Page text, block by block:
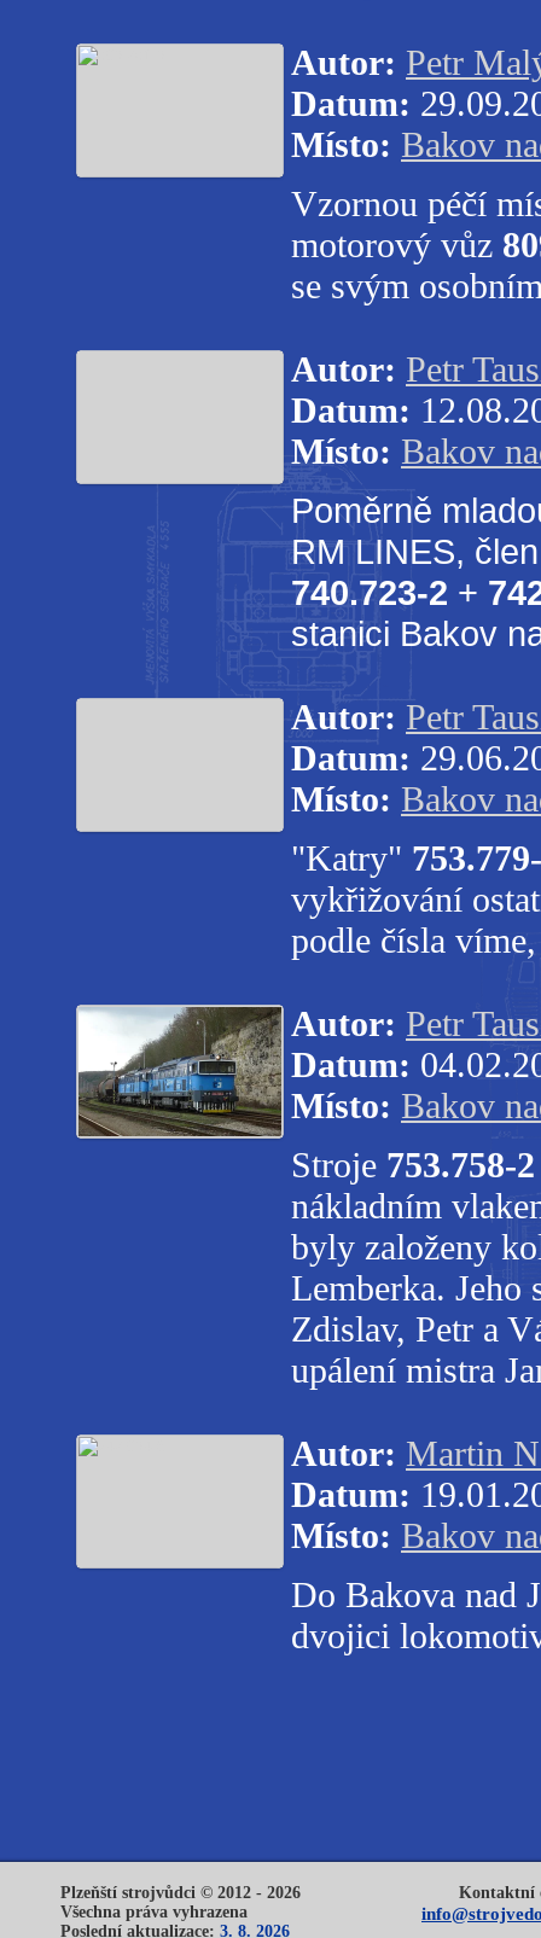
Autor: Petr
Datum:
Místo: Bakov
Vzornou péčí
motorový vůz
se svým
Autor: Petr
Datum:
Místo: Bakov
Poměrně
RM LINES,
740.723-2 +
stanici Bakov
Autor: Petr
Datum:
Místo: Bakov
"Katry"
vykřižování
podle čísla
Autor: Petr
Datum:
Místo: Bakov
Stroje 753.758-
nákladním
byly založeny
Lemberka.
Zdislav, Petr a
upálení mistra
Autor: Martin
Datum:
Místo: Bakov
Do Bakova nad
dvojici
Plzeňští strojvůdci © 2012 - 2026
Všechna práva vyhrazena
Poslední aktualizace: 3. 8. 2026
Kontaktní